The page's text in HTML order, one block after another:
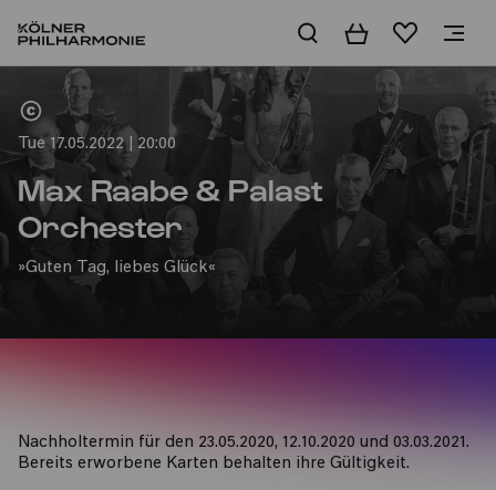
BasketWishlist
Home
Tue 17.05.2022 | 20:00
Max Raabe & Palast
Orchester
»Guten Tag, liebes Glück«
Nachholtermin für den 23.05.2020, 12.10.2020 und 03.03.2021.
Bereits erworbene Karten behalten ihre Gültigkeit.